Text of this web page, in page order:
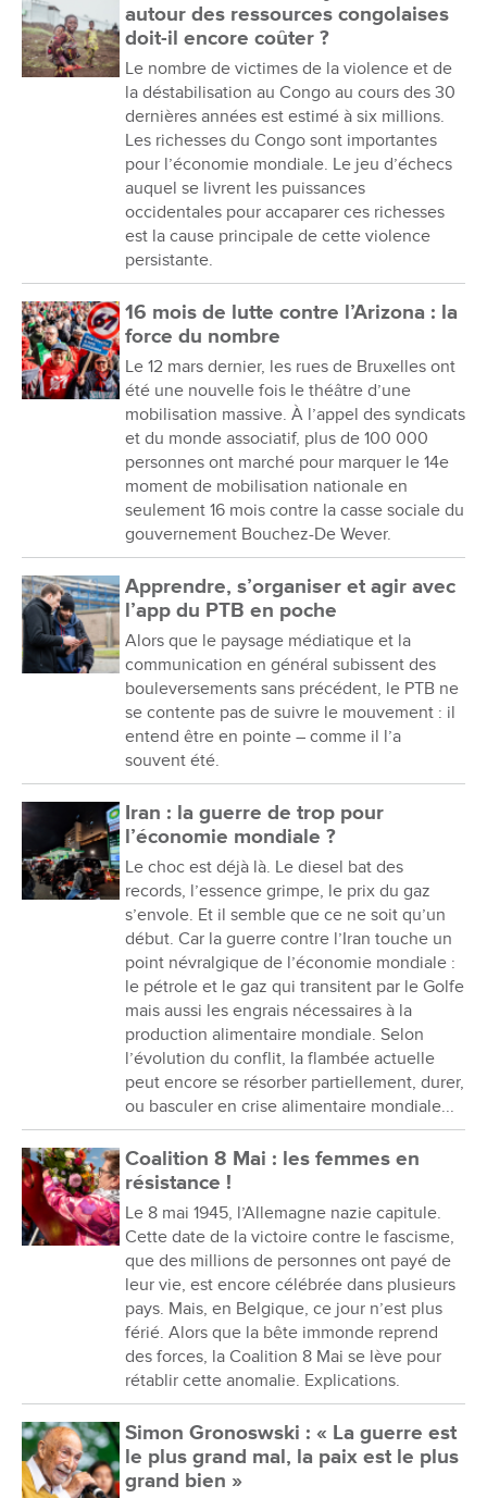
autour des ressources congolaises
doit-il encore coûter ?
Le nombre de victimes de la violence et de
la déstabilisation au Congo au cours des 30
dernières années est estimé à six millions.
Les richesses du Congo sont importantes
pour l’économie mondiale. Le jeu d’échecs
auquel se livrent les puissances
occidentales pour accaparer ces richesses
est la cause principale de cette violence
persistante.
16 mois de lutte contre l’Arizona : la
force du nombre
Le 12 mars dernier, les rues de Bruxelles ont
été une nouvelle fois le théâtre d’une
mobilisation massive. À l’appel des syndicats
et du monde associatif, plus de 100 000
personnes ont marché pour marquer le 14e
moment de mobilisation nationale en
seulement 16 mois contre la casse sociale du
gouvernement Bouchez-De Wever.
Apprendre, s’organiser et agir avec
l’app du PTB en poche
Alors que le paysage médiatique et la
communication en général subissent des
bouleversements sans précédent, le PTB ne
se contente pas de suivre le mouvement : il
entend être en pointe – comme il l’a
souvent été.
Iran : la guerre de trop pour
l’économie mondiale ?
Le choc est déjà là. Le diesel bat des
records, l’essence grimpe, le prix du gaz
s’envole. Et il semble que ce ne soit qu’un
début. Car la guerre contre l’Iran touche un
point névralgique de l’économie mondiale :
le pétrole et le gaz qui transitent par le Golfe
mais aussi les engrais nécessaires à la
production alimentaire mondiale. Selon
l’évolution du conflit, la flambée actuelle
peut encore se résorber partiellement, durer,
ou basculer en crise alimentaire mondiale...
Coalition 8 Mai : les femmes en
résistance !
Le 8 mai 1945, l’Allemagne nazie capitule.
Cette date de la victoire contre le fascisme,
que des millions de personnes ont payé de
leur vie, est encore célébrée dans plusieurs
pays. Mais, en Belgique, ce jour n’est plus
férié. Alors que la bête immonde reprend
des forces, la Coalition 8 Mai se lève pour
rétablir cette anomalie. Explications.
Simon Gronoswski : « La guerre est
le plus grand mal, la paix est le plus
grand bien »